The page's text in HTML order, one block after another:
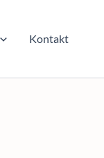
Kontakt